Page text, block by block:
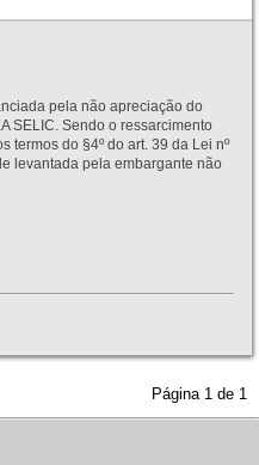
pela não apreciação do
SELIC. Sendo o ressarcimento
termos do §4º do art. 39 da Lei nº
levantada pela embargante não
Página 1 de 1